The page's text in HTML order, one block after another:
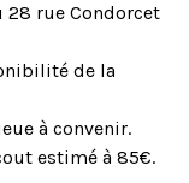
rue Condorcet
de la
à convenir.
estimé à 85€.